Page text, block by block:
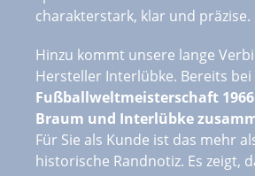
charakterstark, klar und präzise.
Hinzu kommt unsere lange
Hersteller Interlübke. Bereits bei
Fußballweltmeisterschaft
Braum und Interlübke
Für Sie als Kunde ist das mehr
historische Randnotiz. Es zeigt,